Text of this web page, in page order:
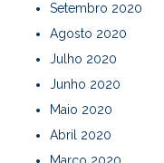
Setembro 2020
Agosto 2020
Julho 2020
Junho 2020
Maio 2020
Abril 2020